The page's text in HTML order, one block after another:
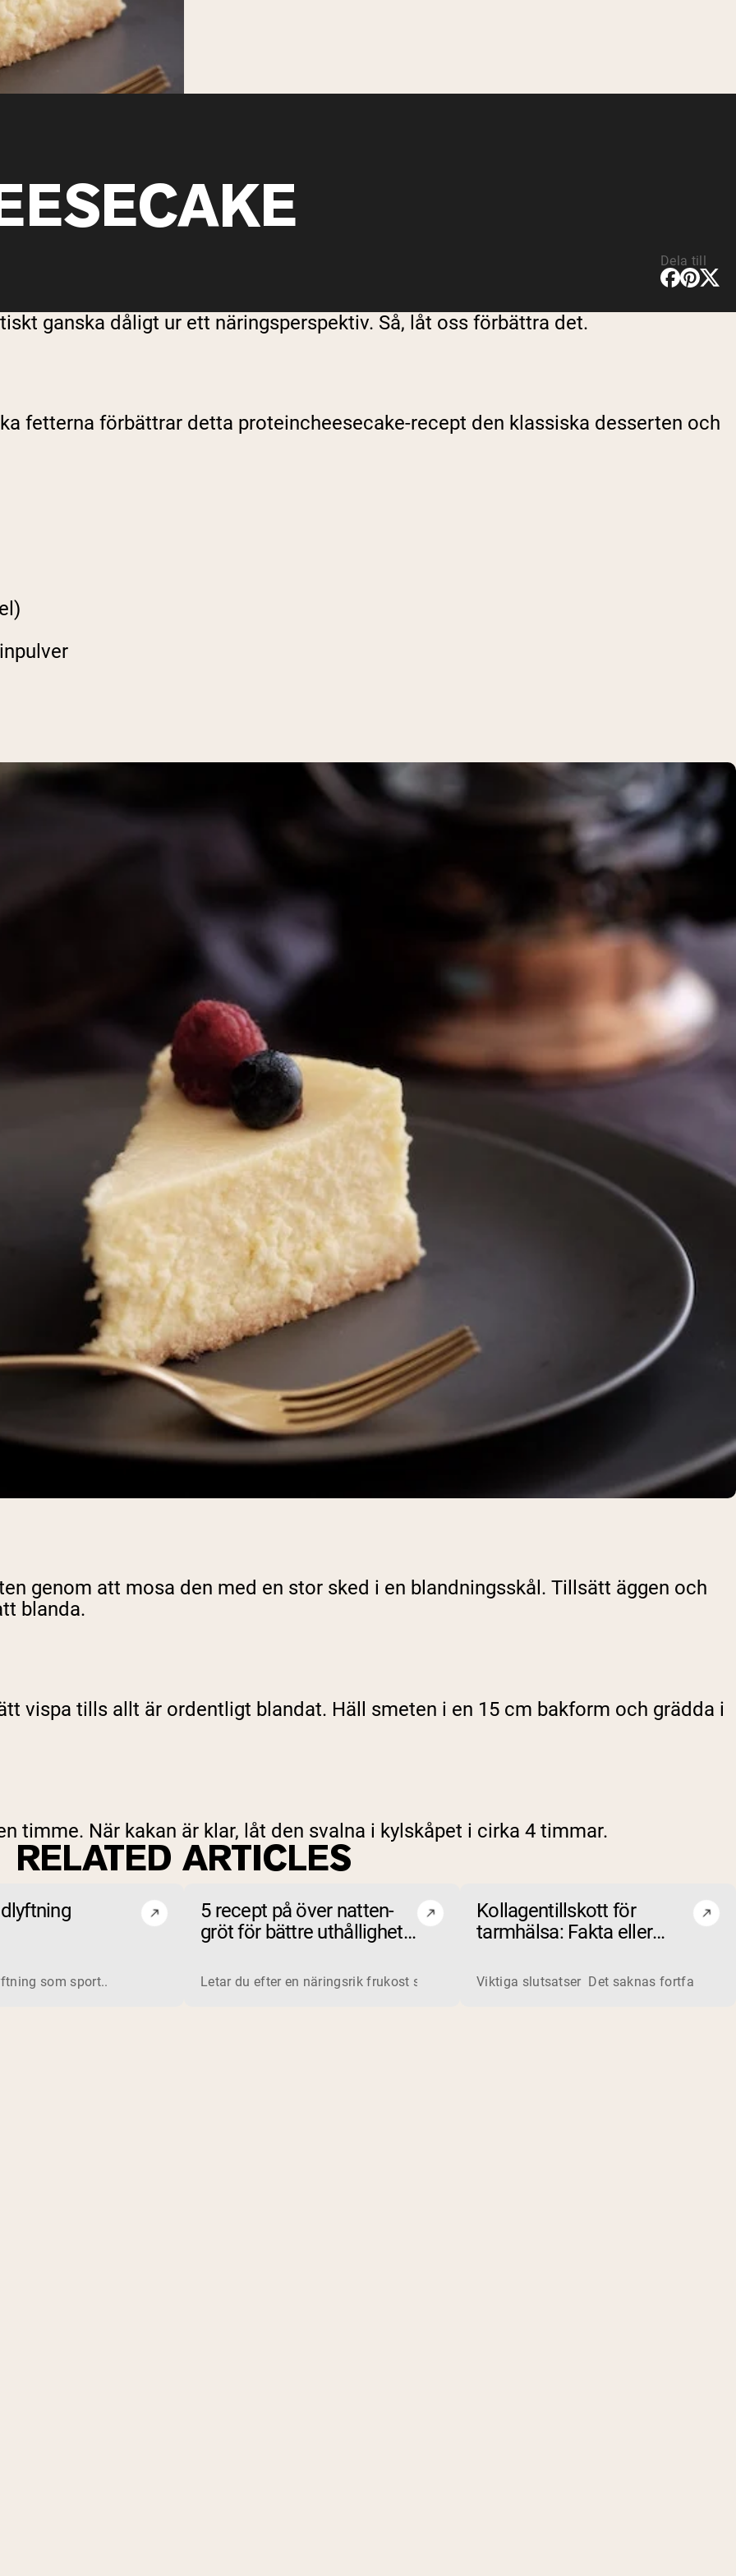
Dela till
ganska dåligt ur ett näringsperspektiv. Så, låt oss förbättra det.
fetterna förbättrar detta proteincheesecake-recept den klassiska desserten och
genom att mosa den med en stor sked i en blandningsskål. Tillsätt äggen och
blanda.
vispa tills allt är ordentligt blandat. Häll smeten i en 15 cm bakform och grädda i
timme. När kakan är klar, låt den svalna i kylskåpet i cirka 4 timmar.
RELATED ARTICLES
är ett komplett protein som utvinns från mjölk. Tillverkare bearbetar flytande vassle från ostproduktion till pulver
som sport..
5 recept på över natten-
gröt för bättre uthållighet
Letar du efter en näringsrik frukost som förbättrar din träningsprestation? Upptäck de
Kollagentillskott för
tarmhälsa: Fakta eller
Viktiga slutsatser Det saknas fortfarande
Language:
Handla Nu